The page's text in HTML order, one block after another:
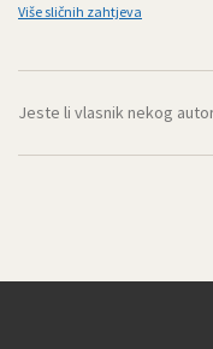
Više sličnih zahtjeva
Jeste li vlasnik nekog